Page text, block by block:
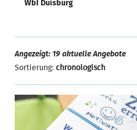
WbI Duisburg
Angezeigt: 19 aktuelle Angebote
Sortierung: chronologisch